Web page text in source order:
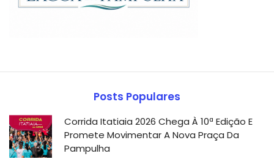
Posts Populares
Corrida Itatiaia 2026 Chega À 10ª Edição E
Promete Movimentar A Nova Praça Da
Pampulha